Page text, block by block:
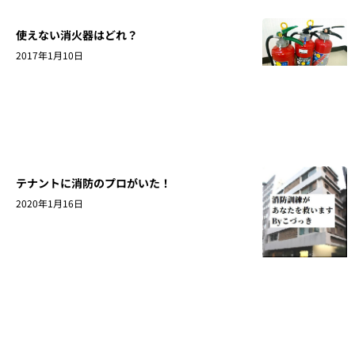
使えない消火器はどれ？
2017年1月10日
テナントに消防のプロがいた！
2020年1月16日